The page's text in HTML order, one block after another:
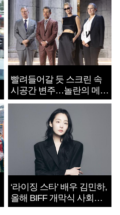
빨려들어갈 듯 스크린 속
시공간 변주…놀란의 메시
지는 ‘전쟁 속죄’
‘라이징 스타’ 배우 김민하,
올해 BIFF 개막식 사회자
확정